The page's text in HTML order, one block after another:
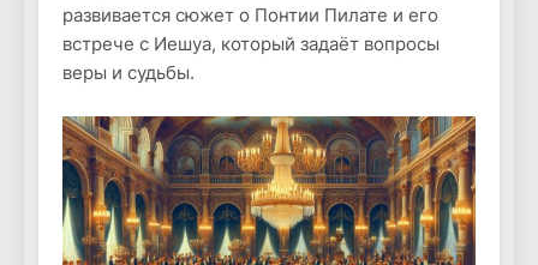
развивается сюжет о Понтии Пилате и его
встрече с Иешуа, который задаёт вопросы
веры и судьбы.